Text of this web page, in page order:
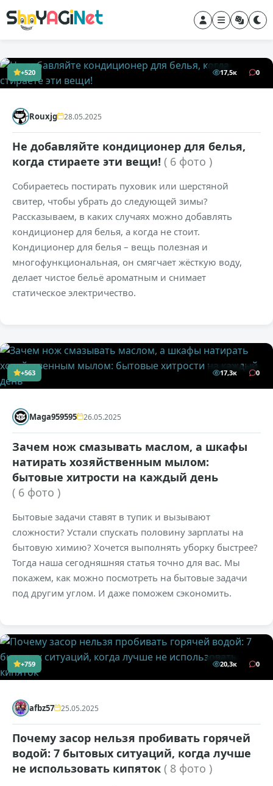
+520 17,5к 0
Rouxjg 28.05.2025
Не добавляйте кондиционер для белья,
когда стираете эти вещи! ( 6 фото )
Собираетесь постирать пуховик или шерстяной
свитер, чтобы убрать до следующей зимы?
Рассказываем, в каких случаях можно добавлять
кондиционер для белья, а когда не стоит.
Кондиционер для белья – вещь полезная и
многофункциональная, он смягчает жёсткую воду,
делает чистое бельё ароматным и снимает
статическое электричество.
+563 17,3к 0
Maga959595 26.05.2025
Зачем нож смазывать маслом, а шкафы
натирать хозяйственным мылом:
бытовые хитрости на каждый день
( 6 фото )
Бытовые задачи ставят в тупик и вызывают
сложности? Устали спускать половину зарплаты на
бытовую химию? Хочется выполнять уборку быстрее?
Тогда наша сегодняшняя статья точно для вас. Мы
покажем, как можно посмотреть на бытовые задачи
под другим углом. И даже поможем сэкономить.
+759 20,3к 0
afbz57 25.05.2025
Почему засор нельзя пробивать горячей
водой: 7 бытовых ситуаций, когда лучше
не использовать кипяток ( 8 фото )